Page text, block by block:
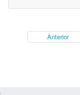
Anterior